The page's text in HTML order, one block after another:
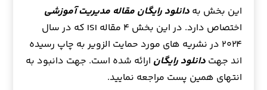
این بخش به دانلود رایگان مقاله مدیریت آموزشی
اختصاص دارد. در این بخش ۴ مقاله ISI که در سال
۲۰۲۴ در نشریه های مورد حمایت الزویر به چاپ رسیده
اند جهتدانلود رایگان ارائه شده است. جهت دانبود به
انتهای همین پست مراجعه نمایید.